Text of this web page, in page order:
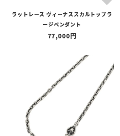
ラットレース ヴィーナススカルトップラ
ージペンダント
77,000